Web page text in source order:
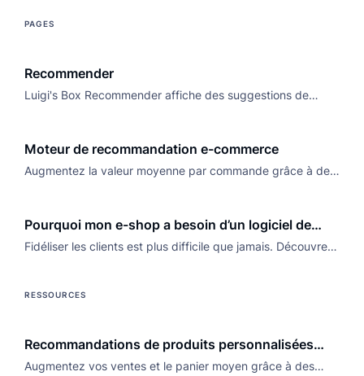
PAGES
Recommender
Luigi's Box Recommender affiche des suggestions de
Moteur de recommandation e-commerce
Augmentez la valeur moyenne par commande grâce à des
commerce.
Pourquoi mon e-shop a besoin d’un logiciel de
recommandation de produits
Fidéliser les clients est plus difficile que jamais. Découvrez
RESSOURCES
Recommandations de produits personnalisées
avec l’IA
Augmentez vos ventes et le panier moyen grâce à des